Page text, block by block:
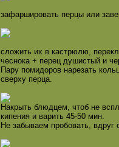
зафаршировать перцы или
сложить их в кастрюлю,
чеснока + перец душистый и
Пару помидоров нарезать
сверху перца.
Накрыть блюдцем, чтоб не
кипения и варить 45-50 мин.
Не забываем пробовать,